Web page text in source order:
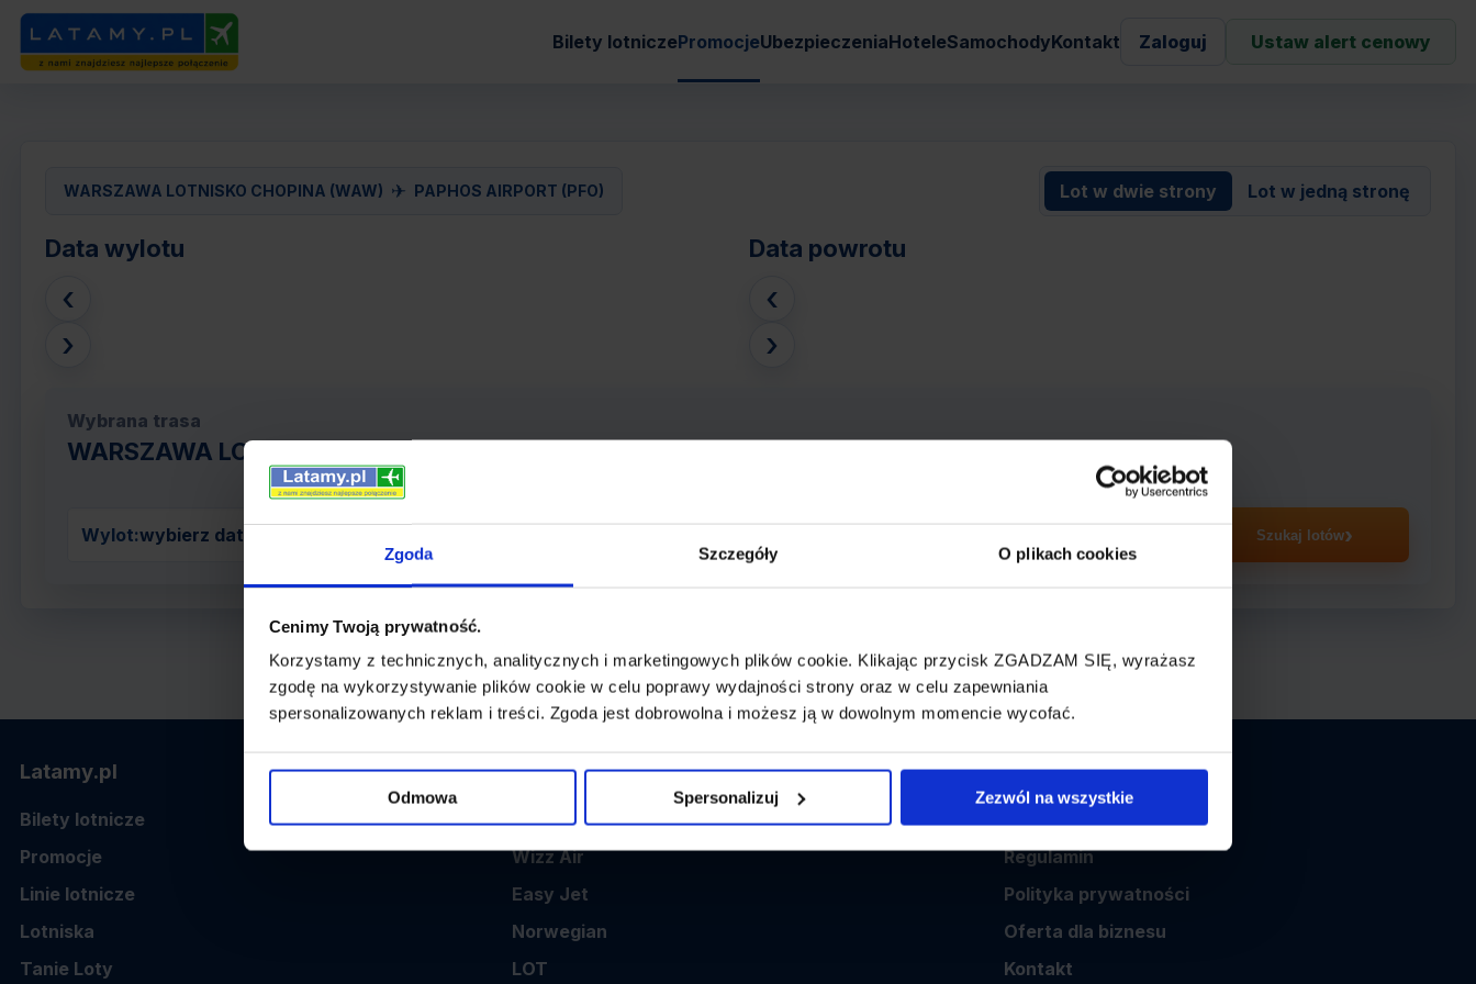
Zgoda Szczegóły O plikach cookies
Cenimy Twoją prywatność.
Korzystamy z technicznych, analitycznych i marketingowych plików cookie. Klikając przycisk ZGADZAM SIĘ, wyrażasz
zgodę na wykorzystywanie plików cookie w celu poprawy wydajności strony oraz w celu zapewniania
spersonalizowanych reklam i treści. Zgoda jest dobrowolna i możesz ją w dowolnym momencie wycofać.
Odmowa Spersonalizuj Zezwól na wszystkie
Bilety lotniczePromocjeUbezpieczeniaHoteleSamochodyKontakt Zaloguj Ustaw alert cenowy
WARSZAWA LOTNISKO CHOPINA (WAW) ✈ PAPHOS AIRPORT (PFO) Lot w dwie strony Lot w jedną stronę
Data wylotu
‹
›
Data powrotu
‹
›
Wybrana trasa
WARSZAWA LOTNISKO CHOPINA (WAW) - PAPHOS AIRPORT (PFO)
Wylot:wybierz datę z kalendarza Szukaj lotów
Latamy.pl
Bilety lotnicze
Promocje
Linie lotnicze
Lotniska
Tanie Loty
Popularne linie
Ryanair
Wizz Air
Easy Jet
Norwegian
LOT
Informacje
O nas
Regulamin
Polityka prywatności
Oferta dla biznesu
Kontakt